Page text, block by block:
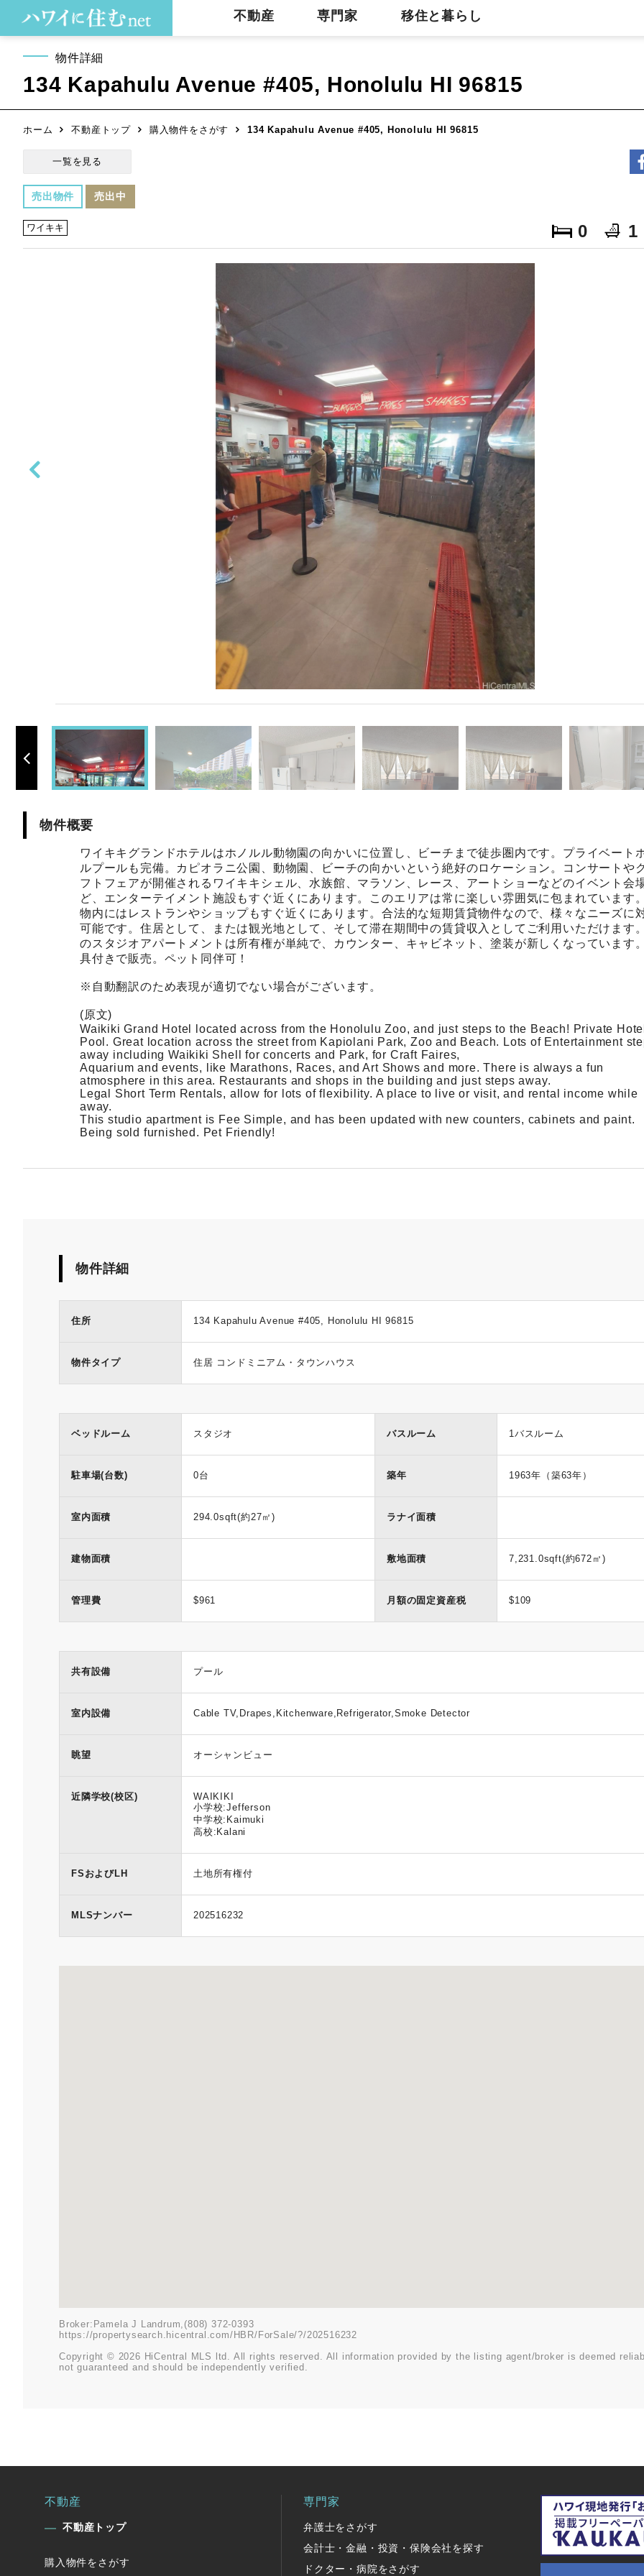
不動産 専門家 移住と暮らし
物件詳細
134 Kapahulu Avenue #405, Honolulu HI 96815
ホーム 不動産トップ 購入物件をさがす 134 Kapahulu Avenue #405, Honolulu HI 96815
一覧を見る
売出物件 売出中
ワイキキ 0 1
物件概要
ワイキキグランドホテルはホノルル動物園の向かいに位置し、ビーチまで徒歩圏内です。プライベート
ルプールも完備。カピオラニ公園、動物園、ビーチの向かいという絶好のロケーション。コンサートや
フトフェアが開催されるワイキキシェル、水族館、マラソン、レース、アートショーなどのイベント会
ど、エンターテイメント施設もすぐ近くにあります。このエリアは常に楽しい雰囲気に包まれています
物内にはレストランやショップもすぐ近くにあります。合法的な短期賃貸物件なので、様々なニーズに
可能です。住居として、または観光地として、そして滞在期間中の賃貸収入としてご利用いただけます
のスタジオアパートメントは所有権が単純で、カウンター、キャビネット、塗装が新しくなっています
具付きで販売。ペット同伴可！
※自動翻訳のため表現が適切でない場合がございます。
(原文)
Waikiki Grand Hotel located across from the Honolulu Zoo, and just steps to the Beach! Private Hotel
Pool. Great location across the street from Kapiolani Park, Zoo and Beach. Lots of Entertainment
away including Waikiki Shell for concerts and Park, for Craft Faires,
Aquarium and events, like Marathons, Races, and Art Shows and more. There is always a fun
atmosphere in this area. Restaurants and shops in the building and just steps away.
Legal Short Term Rentals, allow for lots of flexibility. A place to live or visit, and rental income while
away.
This studio apartment is Fee Simple, and has been updated with new counters, cabinets and paint.
Being sold furnished. Pet Friendly!
物件詳細
住所 134 Kapahulu Avenue #405, Honolulu HI 96815
物件タイプ 住居 コンドミニアム・タウンハウス
ベッドルーム スタジオ バスルーム 1バスルーム
駐車場(台数) 0台 築年 1963年（築63年）
室内面積 294.0sqft(約27㎡) ラナイ面積
建物面積 敷地面積 7,231.0sqft(約672㎡)
管理費 $961 月額の固定資産税 $109
共有設備 プール
室内設備 Cable TV,Drapes,Kitchenware,Refrigerator,Smoke Detector
眺望 オーシャンビュー
近隣学校(校区)
WAIKIKI
小学校:Jefferson
中学校:Kaimuki
高校:Kalani
FSおよびLH 土地所有権付
MLSナンバー 202516232
Broker:Pamela J Landrum,(808) 372-0393
https://propertysearch.hicentral.com/HBR/ForSale/?/202516232
Copyright © 2026 HiCentral MLS ltd. All rights reserved. All information provided by the listing agent/broker is deemed
not guaranteed and should be independently verified.
不動産
不動産トップ
購入物件をさがす
専門家
弁護士をさがす
会計士・金融・投資・保険会社を探す
ドクター・病院をさがす